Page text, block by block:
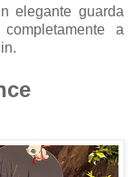
elegante guarda
a